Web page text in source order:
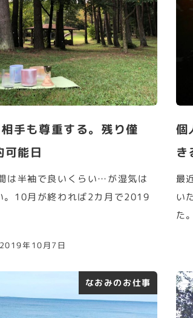
手も尊重する。残り僅
能日
は半袖で良いくらい…が湿気は
。10月が終われば2カ月で2019
2019年10月7日
個
き
最
い
た。
なおみのお仕事